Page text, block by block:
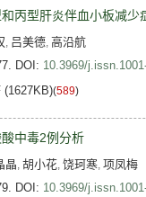
丙型肝炎伴血小板减少
, 吕美德, 高沿航
DOI: 10.3969/
(1627KB)(589)
中毒2例分析
晶, 胡小花, 饶珂寒, 项凤梅
DOI: 10.3969/